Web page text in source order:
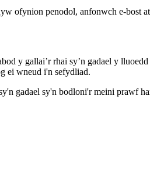
ofynion penodol, anfonwch e-bost at
y gallai’r rhai sy’n gadael y
ei wneud i'n sefydliad.
gadael sy'n bodloni'r meini prawf